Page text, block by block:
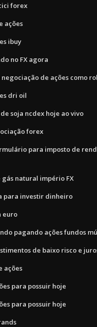
forex
ações
ibuy
no FX agora
de ações como
dri oil
soja ncdex hoje ao vivo
forex
para imposto de
gás natural império FX
para investir dinheiro
euro
pagando ações fundos
de baixo risco e
ações
para possuir hoje
para possuir hoje